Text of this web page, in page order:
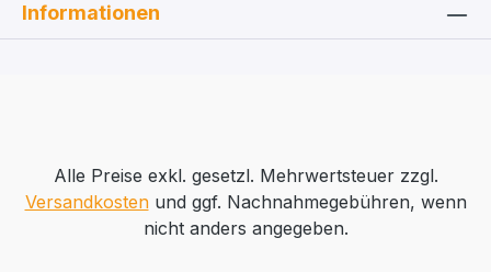
Informationen
Alle Preise exkl. gesetzl. Mehrwertsteuer zzgl.
Versandkostenund ggf. Nachnahmegebühren, wenn
nicht anders angegeben.